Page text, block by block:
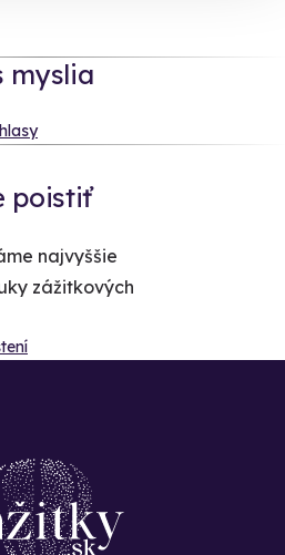
myslia
poistiť
najvyššie
zážitkových